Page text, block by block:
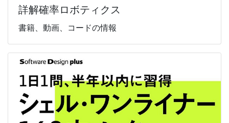
詳解確率ロボティクス
書籍、動画、コードの情報